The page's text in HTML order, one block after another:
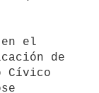
de
Cívico